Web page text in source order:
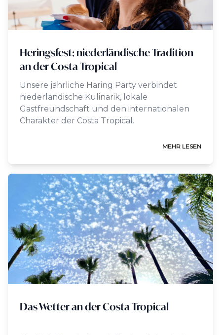
Heringsfest: niederländische Tradition
an der Costa Tropical
Unsere jährliche Haring Party verbindet
niederländische Kulinarik, lokale
Gastfreundschaft und den internationalen
Charakter der Costa Tropical.
MEHR LESEN
Das Wetter an der Costa Tropical